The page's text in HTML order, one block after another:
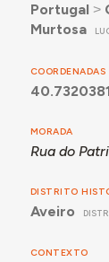
Portugal ˃
Murtosa
COORDENADAS
MORADA
Rua do
DISTRITO
Aveiro
CONTEXTO